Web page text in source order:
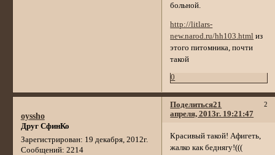
больной.
http://litlars-
new.narod.ru/hh103.html из
этого питомника, почти
такой
0
Поделиться 2
21
апреля, 2013г. 19:21:47
oyssho
Друг СфинКо
Зарегистрирован: 19 декабря, 2012г.
Сообщений: 2214
Красивый такой! Афигеть,
жалко как беднягу!(((